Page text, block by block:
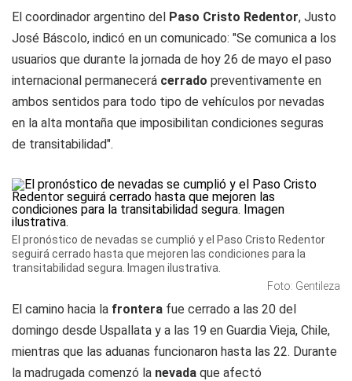
El coordinador argentino del Paso Cristo Redentor, Justo
José Báscolo, indicó en un comunicado: "Se comunica a los
usuarios que durante la jornada de hoy 26 de mayo el paso
internacional permanecerá cerrado preventivamente en
ambos sentidos para todo tipo de vehículos por nevadas
en la alta montaña que imposibilitan condiciones seguras
de transitabilidad".
El pronóstico de nevadas se cumplió y el Paso Cristo Redentor
seguirá cerrado hasta que mejoren las condiciones para la
transitabilidad segura. Imagen ilustrativa.
Foto: Gentileza
El camino hacia la frontera fue cerrado a las 20 del
domingo desde Uspallata y a las 19 en Guardia Vieja, Chile,
mientras que las aduanas funcionaron hasta las 22. Durante
la madrugada comenzó la nevada que afectó